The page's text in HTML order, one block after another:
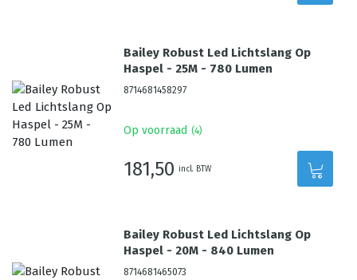
Bailey Robust Led Lichtslang Op
Haspel - 25M - 780 Lumen
8714681458297
Op voorraad (4)
181,50 incl. BTW
Bailey Robust Led Lichtslang Op
Haspel - 20M - 840 Lumen
8714681465073